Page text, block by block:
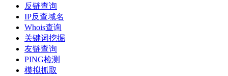
反链查询
IP反查域名
Whois查询
关键词挖掘
友链查询
PING检测
模拟抓取